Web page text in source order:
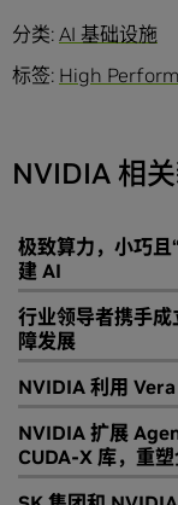
分类: AI 基础设施
标签: High
NVIDIA 相
极致算力，小巧
建 AI
行业领导者携手成
障发展
NVIDIA 利用
NVIDIA 扩展
CUDA-X 库，重